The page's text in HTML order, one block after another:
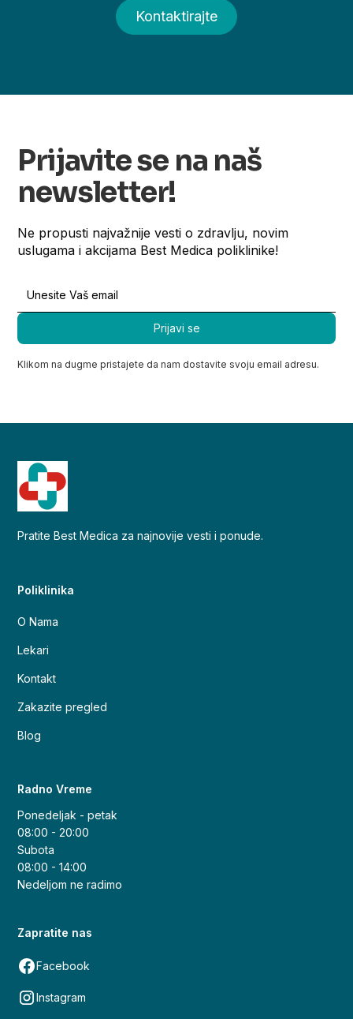
Kontaktirajte
Prijavite se na naš
newsletter!
Ne propusti najvažnije vesti o zdravlju, novim
uslugama i akcijama Best Medica poliklinike!
Klikom na dugme pristajete da nam dostavite svoju email adresu.
Pratite Best Medica za najnovije vesti i ponude.
Poliklinika
O Nama
Lekari
Kontakt
Zakazite pregled
Blog
Radno Vreme
Ponedeljak - petak
08:00 - 20:00
Subota
08:00 - 14:00
Nedeljom ne radimo
Zapratite nas
Facebook
Instagram